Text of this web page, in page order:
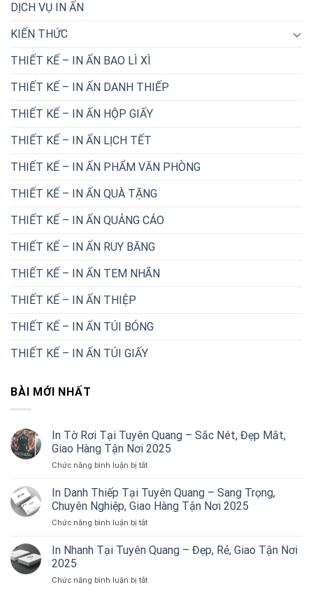
DỊCH VỤ IN ẤN
KIẾN THỨC
THIẾT KẾ – IN ẤN BAO LÌ XÌ
THIẾT KẾ – IN ẤN DANH THIẾP
THIẾT KẾ – IN ẤN HỘP GIẤY
THIẾT KẾ – IN ẤN LỊCH TẾT
THIẾT KẾ – IN ẤN PHẨM VĂN PHÒNG
THIẾT KẾ – IN ẤN QUÀ TẶNG
THIẾT KẾ – IN ẤN QUẢNG CÁO
THIẾT KẾ – IN ẤN RUY BĂNG
THIẾT KẾ – IN ẤN TEM NHÃN
THIẾT KẾ – IN ẤN THIỆP
THIẾT KẾ – IN ẤN TÚI BÓNG
THIẾT KẾ – IN ẤN TÚI GIẤY
BÀI MỚI NHẤT
In Tờ Rơi Tại Tuyên Quang – Sắc Nét, Đẹp Mắt,
Giao Hàng Tận Nơi 2025
Chức năng bình luận bị tắtở
Tờ
Rơi
Tại
Tuyên
–
Đẹp
In Danh Thiếp Tại Tuyên Quang – Sang Trọng,
Chuyên Nghiệp, Giao Hàng Tận Nơi 2025
Chức năng bình luận bị tắtở
Danh
Thiếp
Tuyên
In Nhanh Tại Tuyên Quang – Đẹp, Rẻ, Giao Tận Nơi
2025
Chức năng bình luận bị tắtở